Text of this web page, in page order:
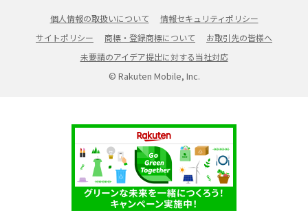
個人情報の取扱いについて
情報セキュリティポリシー
サイトポリシー
商標・登録商標について
お取引先の皆様へ
未要請のアイデア提出に対する当社対応
© Rakuten Mobile, Inc.